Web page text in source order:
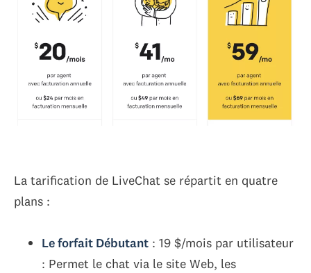
La tarification de LiveChat se répartit en quatre
plans :
Le forfait Débutant : 19 $/mois par utilisateur
: Permet le chat via le site Web, les